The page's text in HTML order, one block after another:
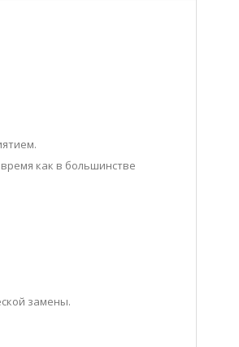
как в большинстве
замены.